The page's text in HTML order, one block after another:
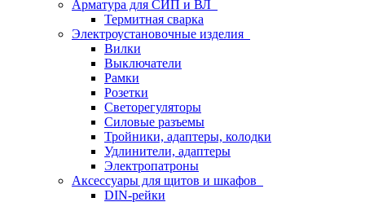
Арматура для СИП и ВЛ
Термитная сварка
Электроустановочные изделия
Вилки
Выключатели
Рамки
Розетки
Светорегуляторы
Силовые разъемы
Тройники, адаптеры, колодки
Удлинители, адаптеры
Электропатроны
Аксессуары для щитов и шкафов
DIN-рейки